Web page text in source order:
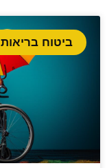
ביטוח בריאות